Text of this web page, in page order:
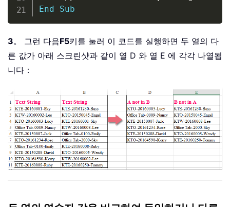
End
Sub
3。 그런 다음F5키를 눌러 이 코드를 실행하면 두 열의 다
른 값가 아래 스크린샷과 같이 열 D 와 열 E 에 각각 나열됩
니다：